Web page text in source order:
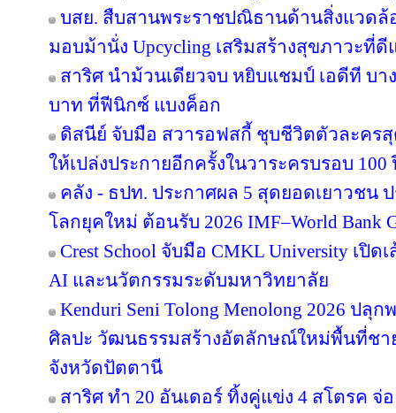
บสย. สืบสานพระราชปณิธานด้านสิ่งแวดล้
มอบม้านั่ง Upcycling เสริมสร้างสุขภาวะที่ดี
สาริศ นำม้วนเดียวจบ หยิบแชมป์ เอดีที บา
บาท ที่ฟีนิกซ์ แบงค็อก
ดิสนีย์ จับมือ สวารอฟสกี้ ชุบชีวิตตัวละคร
ให้เปล่งประกายอีกครั้งในวาระครบรอบ 100
คลัง - ธปท. ประกาศผล 5 สุดยอดเยาวชน
โลกยุคใหม่ ต้อนรับ 2026 IMF–World Bank
Crest School จับมือ CMKL University เปิ
AI และนวัตกรรมระดับมหาวิทยาลัย
Kenduri Seni Tolong Menolong 2026 ปลุ
ศิลปะ วัฒนธรรมสร้างอัตลักษณ์ใหม่พื้นที่ชา
จังหวัดปัตตานี
สาริศ ทำ 20 อันเดอร์ ทิ้งคู่แข่ง 4 สโตรค